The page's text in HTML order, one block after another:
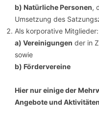
b) Natürliche Personen,
Umsetzung des
Als korporative Mitglieder:
a) Vereinigungen der in
sowie
b) Fördervereine
Hier nur einige der
Angebote und